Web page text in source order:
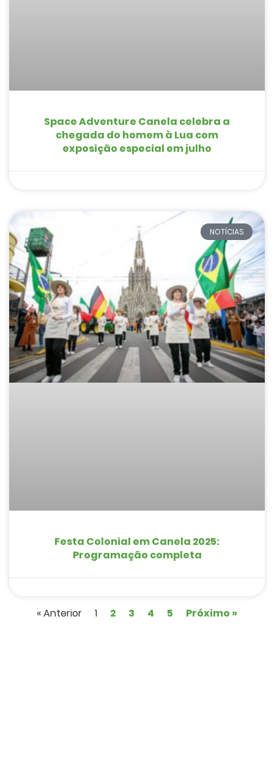
Space Adventure Canela celebra a
chegada do homem à Lua com
exposição especial em julho
NOTÍCIAS
Festa Colonial em Canela 2025:
Programação completa
« Anterior 1 2 3 4 5 Próximo »